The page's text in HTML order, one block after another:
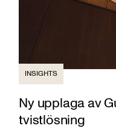
INSIGHTS
Ny upplaga av
tvistlösning